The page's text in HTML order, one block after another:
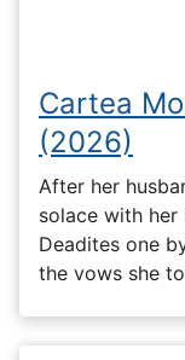
Cartea
(2026)
After her
solace with
Deadites one
the vows she